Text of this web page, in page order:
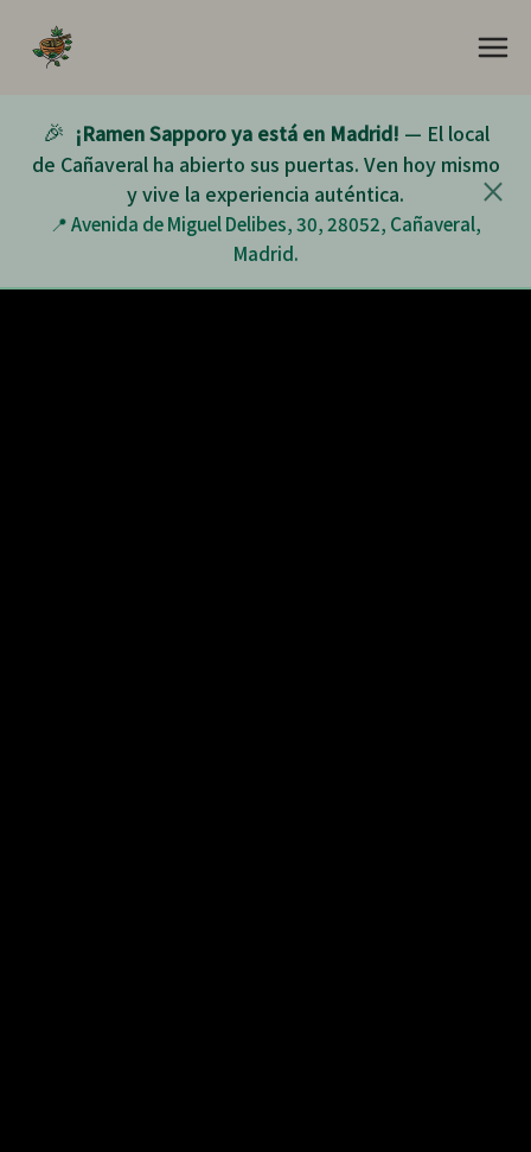
🎉 ¡Ramen Sapporo ya está en Madrid! — El local
de Cañaveral ha abierto sus puertas. Ven hoy mismo
y vive la experiencia auténtica.
📍 Avenida de Miguel Delibes, 30, 28052, Cañaveral,
Madrid.
×